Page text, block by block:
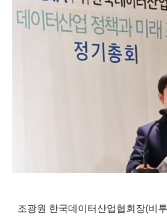
조광원 한국데이터산업협회장(비